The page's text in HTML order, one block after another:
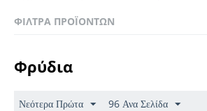
ΦΊΛΤΡΑ ΠΡΟΪΌΝΤΩΝ
Φρύδια
Νεότερα Πρώτα 96 Ανα Σελίδα